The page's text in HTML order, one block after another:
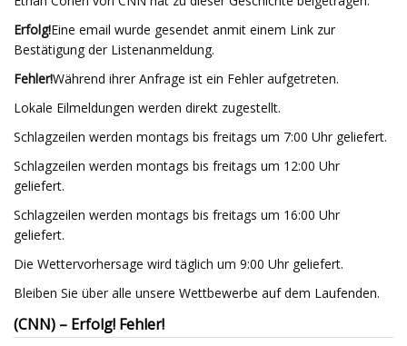
Erfolg!Eine email wurde gesendet anmit einem Link zur
Bestätigung der Listenanmeldung.
Fehler!Während ihrer Anfrage ist ein Fehler aufgetreten.
Lokale Eilmeldungen werden direkt zugestellt.
Schlagzeilen werden montags bis freitags um 7:00 Uhr geliefert.
Schlagzeilen werden montags bis freitags um 12:00 Uhr
geliefert.
Schlagzeilen werden montags bis freitags um 16:00 Uhr
geliefert.
Die Wettervorhersage wird täglich um 9:00 Uhr geliefert.
Bleiben Sie über alle unsere Wettbewerbe auf dem Laufenden.
(CNN) – Erfolg! Fehler!